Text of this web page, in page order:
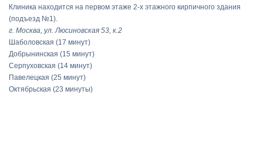
Клиника находится на первом этаже 2-х этажного кирпичного здания
(подъезд №1).
г. Москва, ул. Люсиновская 53, к.2
Шаболовская (17 минут)
Добрынинская (15 минут)
Серпуховская (14 минут)
Павелецкая (25 минут)
Октябрьская (23 минуты)